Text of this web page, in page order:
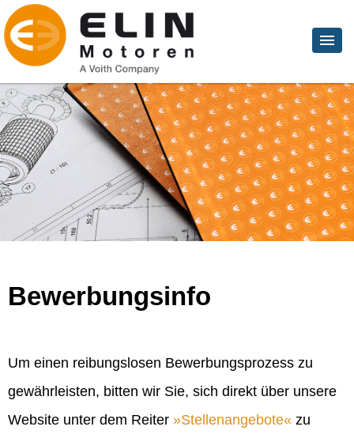
Bewerbungsinfo
Um einen reibungslosen Bewerbungsprozess zu
gewährleisten, bitten wir Sie, sich direkt über unsere
Website unter dem Reiter
Stellenangebote
zu